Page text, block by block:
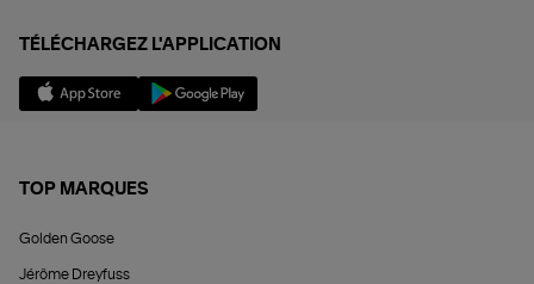
TÉLÉCHARGEZ L'APPLICATION
TOP MARQUES
Golden Goose
Jérôme Dreyfuss